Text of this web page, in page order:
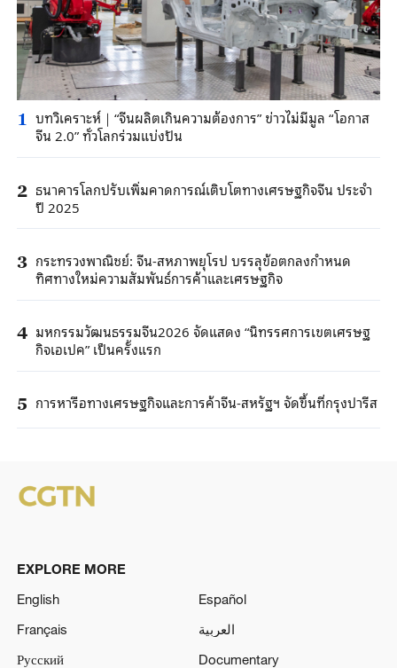
1 บทวิเคราะห์｜“จีนผลิตเกินความต้องการ” ข่าวไม่มีมูล “โอกาส
จีน 2.0” ทั่วโลกร่วมแบ่งปัน
2 ธนาคารโลกปรับเพิ่มคาดการณ์เติบโตทางเศรษฐกิจจีน ประจำ
ปี 2025
3 กระทรวงพาณิชย์: จีน-สหภาพยุโรป บรรลุข้อตกลงกำหนด
ทิศทางใหม่ความสัมพันธ์การค้าและเศรษฐกิจ
4 มหกรรมวัฒนธรรมจีน2026 จัดแสดง “นิทรรศการเขตเศรษฐ
กิจเอเปค” เป็นครั้งแรก
5 การหารือทางเศรษฐกิจและการค้าจีน-สหรัฐฯ จัดขึ้นที่กรุงปารีส
EXPLORE MORE
English
Español
Français
العربية
Русский
Documentary